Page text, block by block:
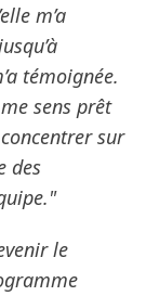
m’a
témoignée.
sens prêt
sur
des
le